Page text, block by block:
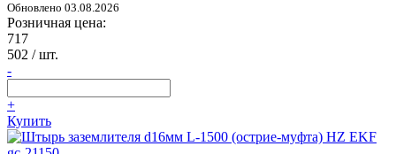
Обновлено 03.08.2026
Розничная цена:
717
502 / шт.
-
+
Купить